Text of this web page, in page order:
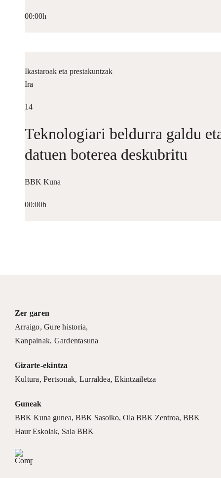
00:00h
Ikastaroak eta prestakuntzak
Ira
14
Teknologiari beldurra galdu
datuen boterea deskubritu
BBK Kuna
00:00h
Zer garen
Arraigo,Gure historia,
Kanpainak, Gardentasuna
Gizarte-ekintza
Kultura,Pertsonak, Lurraldea,Ekintzailetza
Guneak
BBK Kuna gunea, BBK Sasoiko, Ola BBK Zentroa, BBK
Haur Eskolak, Sala BBK